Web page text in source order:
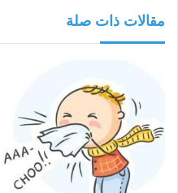
مقالات ذات صلة